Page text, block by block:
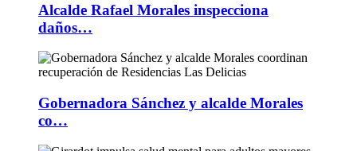
Alcalde Rafael Morales inspecciona
daños…
Gobernadora Sánchez y alcalde Morales
co…